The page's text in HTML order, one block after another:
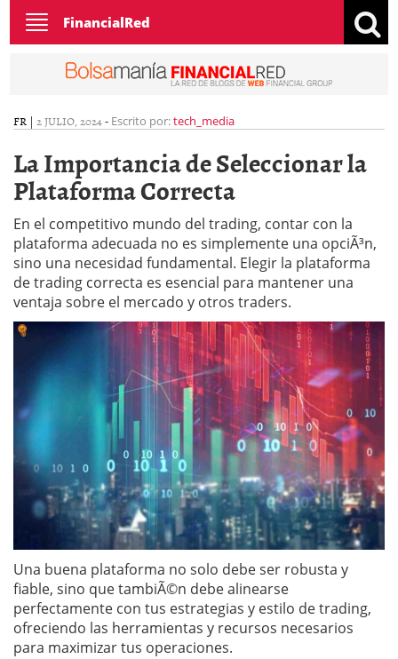
Toggle
navigation
FinancialRed
FR | 2 JULIO, 2024- Escrito por:tech_media
La Importancia de Seleccionar la
Plataforma Correcta
En el competitivo mundo del trading, contar con la
plataforma adecuada no es simplemente una opciÃ³n,
sino una necesidad fundamental. Elegir la plataforma
de trading correcta es esencial para mantener una
ventaja sobre el mercado y otros traders.
Una buena plataforma no solo debe ser robusta y
fiable, sino que tambiÃ©n debe alinearse
perfectamente con tus estrategias y estilo de trading,
ofreciendo las herramientas y recursos necesarios
para maximizar tus operaciones.